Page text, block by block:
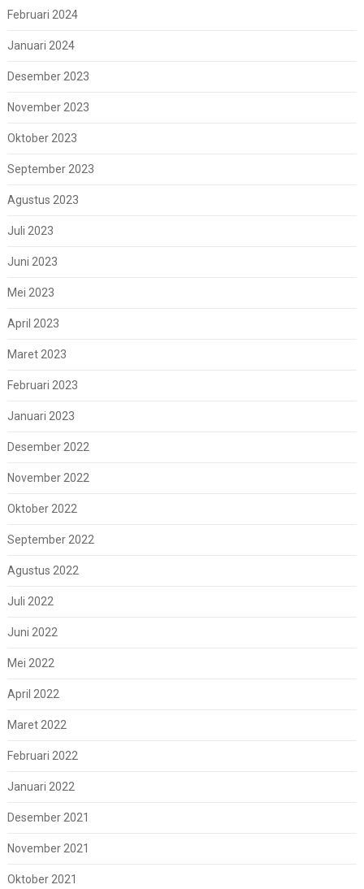
Februari 2024
Januari 2024
Desember 2023
November 2023
Oktober 2023
September 2023
Agustus 2023
Juli 2023
Juni 2023
Mei 2023
April 2023
Maret 2023
Februari 2023
Januari 2023
Desember 2022
November 2022
Oktober 2022
September 2022
Agustus 2022
Juli 2022
Juni 2022
Mei 2022
April 2022
Maret 2022
Februari 2022
Januari 2022
Desember 2021
November 2021
Oktober 2021